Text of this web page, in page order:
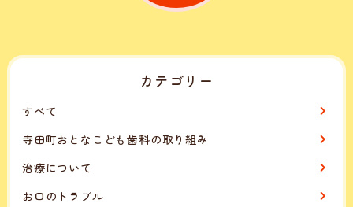
カテゴリー
すべて
寺田町おとなこども歯科の取り組み
治療について
お口のトラブル